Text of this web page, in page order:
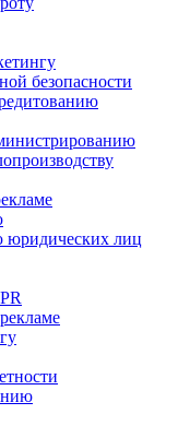
безопасности
юридических лиц